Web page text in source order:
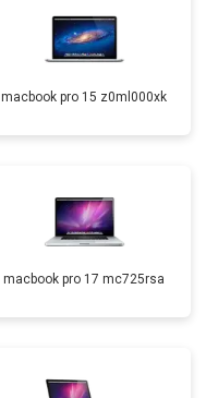
macbook pro 15 z0ml000xk
macbook pro 17 mc725rsa